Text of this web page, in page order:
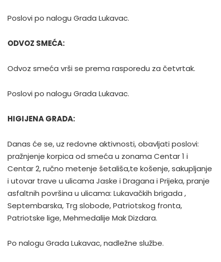
Poslovi po nalogu Grada Lukavac.
ODVOZ SMEĆA:
Odvoz smeća vrši se prema rasporedu za četvrtak.
Poslovi po nalogu Grada Lukavac.
HIGIJENA GRADA:
Danas će se, uz redovne aktivnosti, obavljati poslovi:
pražnjenje korpica od smeća u zonama Centar 1 i
Centar 2, ručno metenje šetališa,te košenje, sakupljanje
i utovar trave u ulicama Jaske i Dragana i Prijeka, pranje
asfaltnih površina u ulicama: Lukavačkih brigada ,
Septembarska, Trg slobode, Patriotskog fronta,
Patriotske lige, Mehmedalije Mak Dizdara.
Po nalogu Grada Lukavac, nadležne službe.